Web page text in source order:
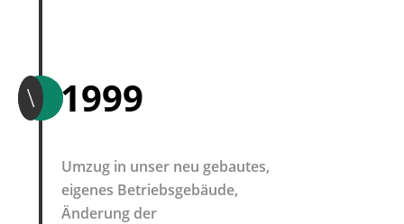
\ 1999
Umzug in unser neu gebautes,
eigenes Betriebsgebäude,
Änderung der